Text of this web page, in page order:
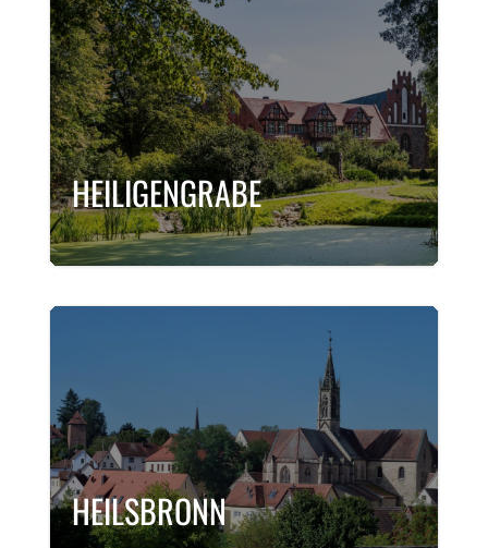
HEILIGENGRABE
HEILSBRONN